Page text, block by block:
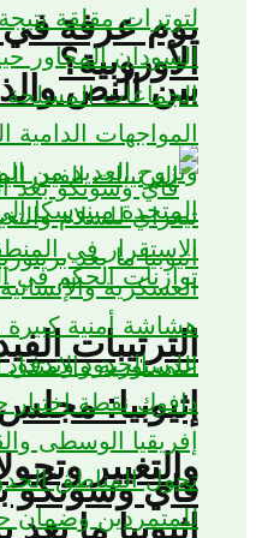
يوم عرفة في
بين النص
الترتيبات
إثيوبيا:
والتغيير
اثيوبيا ما بعد
الأوروبية؟
فاي وسونكو